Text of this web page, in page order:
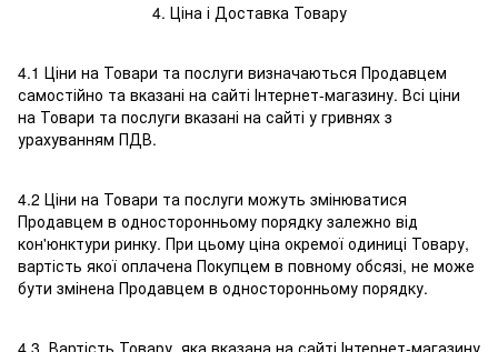
4. Ціна і Доставка Товару
4.1 Ціни на Товари та послуги визначаються Продавцем
самостійно та вказані на сайті Інтернет-магазину. Всі ціни
на Товари та послуги вказані на сайті у гривнях з
урахуванням ПДВ.
4.2 Ціни на Товари та послуги можуть змінюватися
Продавцем в односторонньому порядку залежно від
кон'юнктури ринку. При цьому ціна окремої одиниці Товару,
вартість якої оплачена Покупцем в повному обсязі, не може
бути змінена Продавцем в односторонньому порядку.